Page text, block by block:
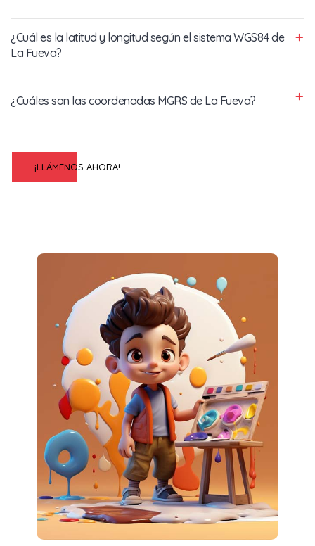
¿Cuál es la latitud y longitud según el sistema WGS84 de
La Fueva?
¿Cuáles son las coordenadas MGRS de La Fueva?
¡LLÁMENOS AHORA!